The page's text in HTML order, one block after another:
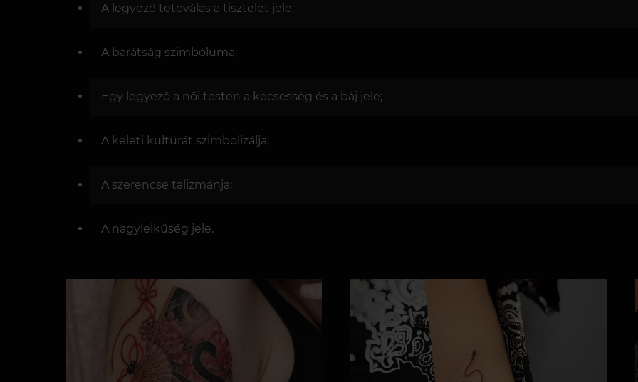
A legyező tetoválás a tisztelet jele;
A barátság szimbóluma;
Egy legyező a női testen a kecsesség és a báj jele;
A keleti kultúrát szimbolizálja;
A szerencse talizmánja;
A nagylelkűség jele.